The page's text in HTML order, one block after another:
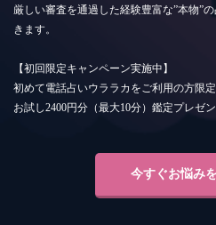
厳しい審査を通過した経験豊富な”本物”
きます。
【初回限定キャンペーン実施中】
初めて電話占いウララカをご利用の方限定
お試し2400円分（最大10分）鑑定プレゼン
今すぐお悩み